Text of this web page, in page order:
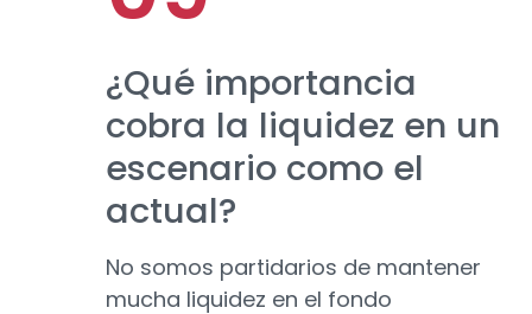
¿Qué importancia
cobra la liquidez en un
escenario como el
actual?
No somos partidarios de mantener
mucha liquidez en el fondo